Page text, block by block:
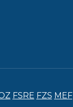
FSRE FZS MEF